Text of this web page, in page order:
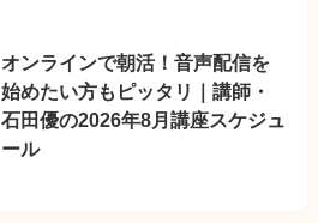
オンラインで朝活！音声配信を
始めたい方もピッタリ｜講師・
石田優の2026年8月講座スケジュ
ール